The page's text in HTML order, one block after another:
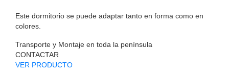
Este dormitorio se puede adaptar tanto en forma como en
colores.
Transporte y Montaje en toda la península
CONTACTAR
VER PRODUCTO